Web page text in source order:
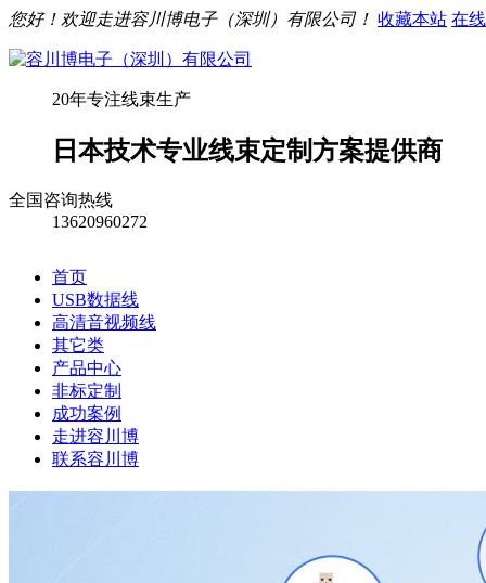
您好！欢迎走进容川博电子（深圳）有限公司！ 收藏本站 在
20年专注线束生产
日本技术专业线束定制方案提供商
全国咨询热线
13620960272
首页
USB数据线
高清音视频线
其它类
产品中心
非标定制
成功案例
走进容川博
联系容川博